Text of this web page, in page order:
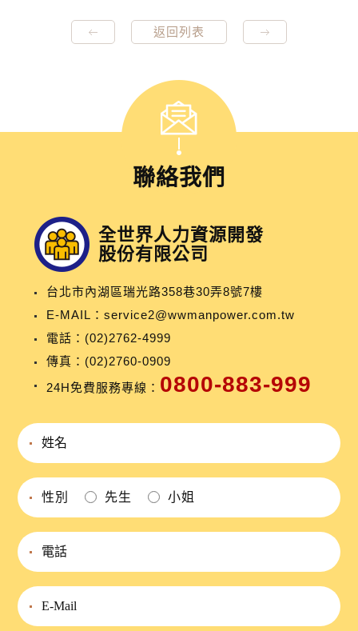
返回列表
聯絡我們
全世界人力資源開發
股份有限公司
台北市內湖區瑞光路358巷30弄8號7樓
E-MAIL： service2@wwmanpower.com.tw
電話： (02)2762-4999
傳真：(02)2760-0909
24H免費服務專線： 0800-883-999
性別 先生 小姐